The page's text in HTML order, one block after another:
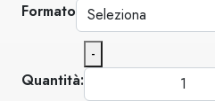
Formato
Quantità:
-